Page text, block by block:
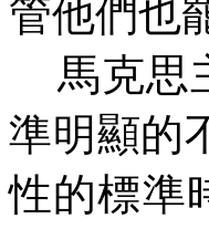
管他們也
馬克思
準明顯的
性的標準